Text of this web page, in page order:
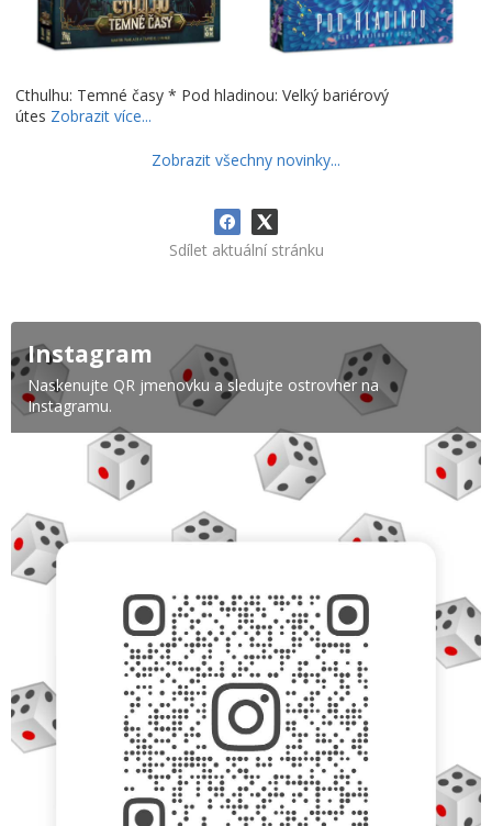
Cthulhu: Temné časy * Pod hladinou: Velký bariérový
útes Zobrazit více...
Zobrazit všechny novinky...
Sdílet aktuální stránku
Instagram
Naskenujte QR jmenovku a sledujte ostrovher na
Instagramu.